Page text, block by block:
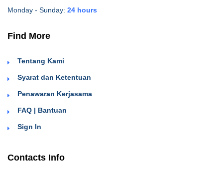
Monday - Sunday: 24 hours
Find More
Tentang Kami
Syarat dan Ketentuan
Penawaran Kerjasama
FAQ | Bantuan
Sign In
Contacts Info